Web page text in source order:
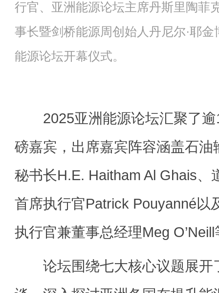
行官、亚洲能源论坛主席丹斯里陶菲
事长暨剑桥能源周创始人丹尼尔·耶
能源论坛开幕仪式。
2025亚洲能源论坛汇聚了逾
磅嘉宾，出席嘉宾阵容涵盖石油
秘书长H.E. Haitham Al Ghais、
首席执行官Patrick Pouyanné以
执行官兼董事总经理Meg
论坛围绕七大核心议题展开